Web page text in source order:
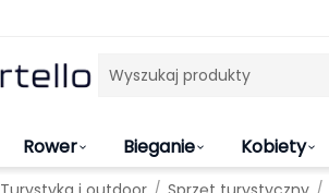
Rower Bieganie Kobiety